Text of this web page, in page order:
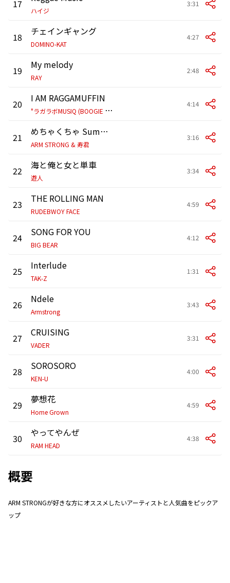
17
ハイジ
3:31
18 チェインギャング
DOMINO-KAT
4:27
19 My melody
RAY
2:48
20
I AM RAGGAMUFFIN
"
ラガラボMUSIQ (BOOGIE MAN, VADER, ARM STRONG)"
4:14
21 めちゃくちゃ Summer Deh Yah ゆ ～の～ ?
ARM STRONG & 寿君
3:16
22 海と俺と女と単車
遊人
3:34
23 THE ROLLING MAN
RUDEBWOY FACE
4:59
24 SONG FOR YOU
BIG BEAR
4:12
25 Interlude
TAK-Z
1:31
26 Ndele
Armstrong
3:43
27 CRUISING
VADER
3:31
28 SOROSORO
KEN-U
4:00
29 夢想花
Home Grown
4:59
30 やってやんぜ
RAM HEAD
4:38
概要
ARM STRONGが好きな方にオススメしたいアーティストと人気曲をピックア
ップ